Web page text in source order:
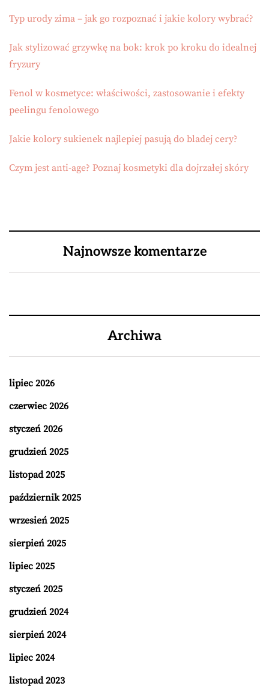
Typ urody zima – jak go rozpoznać i jakie kolory wybrać?
Jak stylizować grzywkę na bok: krok po kroku do idealnej
fryzury
Fenol w kosmetyce: właściwości, zastosowanie i efekty
peelingu fenolowego
Jakie kolory sukienek najlepiej pasują do bladej cery?
Czym jest anti-age? Poznaj kosmetyki dla dojrzałej skóry
Najnowsze komentarze
Archiwa
lipiec 2026
czerwiec 2026
styczeń 2026
grudzień 2025
listopad 2025
październik 2025
wrzesień 2025
sierpień 2025
lipiec 2025
styczeń 2025
grudzień 2024
sierpień 2024
lipiec 2024
listopad 2023